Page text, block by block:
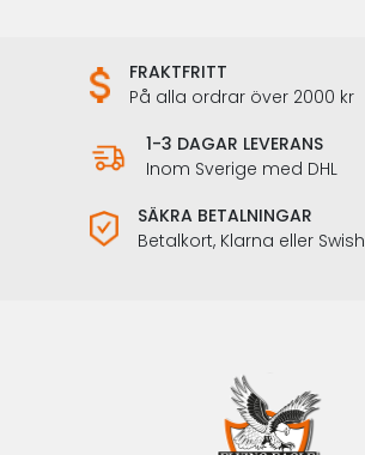
FRAKTFRITT
På alla ordrar över 2000 kr
1-3 DAGAR LEVERANS
Inom Sverige med DHL
SÄKRA BETALNINGAR
Betalkort, Klarna eller Swish